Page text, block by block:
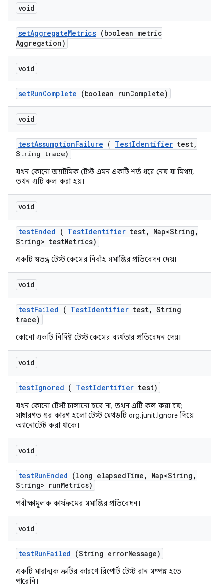
void
setAggregateMetrics (boolean metric
Aggregation)
void
setRunComplete (boolean runComplete)
void
testAssumptionFailure ( TestIdentifier test,
String trace)
যখন কোনো অ্যাটমিক টেস্ট এমন একটি শর্ত ধরে নেয় যা মিথ্যা,
তখন এটি কল করা হয়।
void
testEnded ( TestIdentifier test, Map<String ,
String> testMetrics)
একটি স্বতন্ত্র টেস্ট কেসের নির্বাহ সমাপ্তির প্রতিবেদন দেয়।
void
testFailed ( TestIdentifier test, String
trace)
কোনো একটি নির্দিষ্ট টেস্ট কেসের ব্যর্থতার প্রতিবেদন দেয়।
void
testIgnored ( TestIdentifier test)
যখন কোনো টেস্ট চালানো হবে না, তখন এটি কল করা হয়;
সাধারণত এর কারণ হলো টেস্ট মেথডটি org.junit.Ignore দিয়ে
অ্যানোটেট করা থাকে।
void
testRunEnded (long elapsedTime , Map<String ,
String> runMetrics)
পরীক্ষামূলক কার্যক্রমের সমাপ্তির প্রতিবেদন।
void
testRunFailed (String errorMessage)
একটি মারাত্মক ত্রুটির কারণে রিপোর্ট টেস্ট রান সম্পন্ন হতে
পারেনি।